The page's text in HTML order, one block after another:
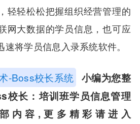
轻轻松松把握组织经营管理的
网大数据的学员信息，也可应
将学员信息入录系统软件。
-Boss校长系统 小编为您整
校长：培训班学员信息管理
内容,更多精彩请进入